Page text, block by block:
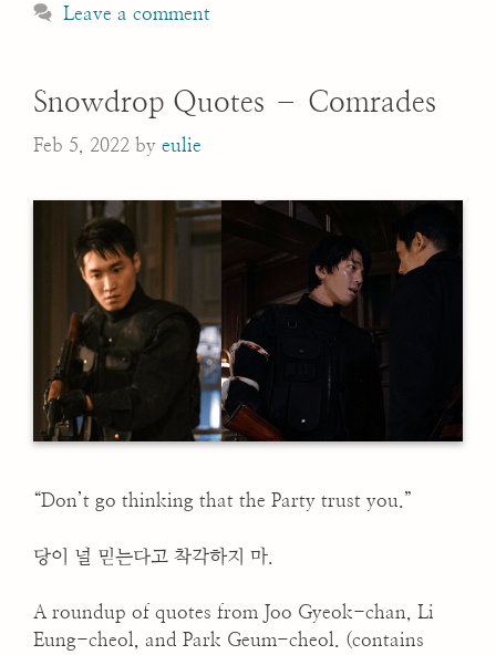
Leave a comment
Snowdrop Quotes – Comrades
Feb 5, 2022 by eulie
“Don’t go thinking that the Party trust you.”
당이 널 믿는다고 착각하지 마.
A roundup of quotes from Joo Gyeok-chan, Li
Eung-cheol, and Park Geum-cheol. (contains